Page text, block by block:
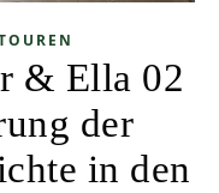
& Ella 02
der
in den